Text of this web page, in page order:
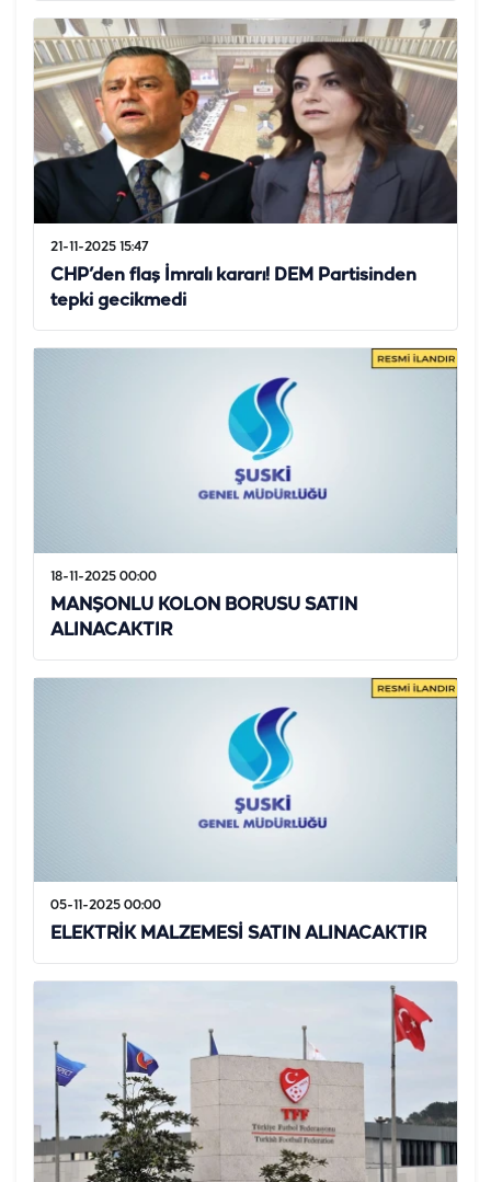
21-11-2025 15:47
CHP’den flaş İmralı kararı! DEM Partisinden
tepki gecikmedi
18-11-2025 00:00
MANŞONLU KOLON BORUSU SATIN
ALINACAKTIR
05-11-2025 00:00
ELEKTRİK MALZEMESİ SATIN ALINACAKTIR